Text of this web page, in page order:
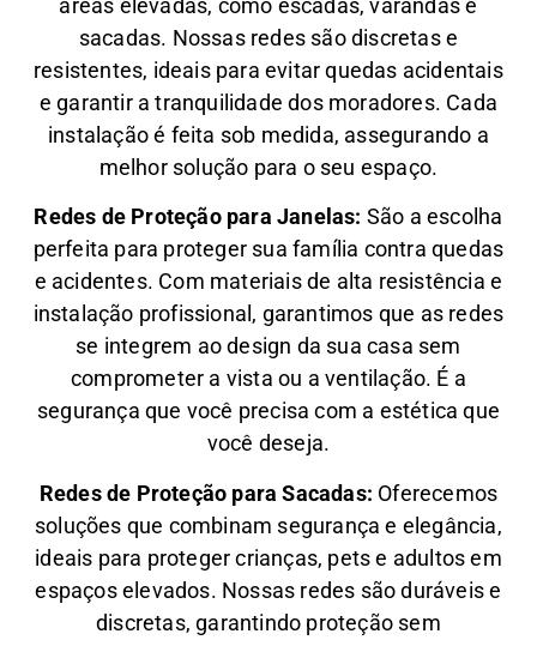
áreas elevadas, como escadas, varandas e
sacadas. Nossas redes são discretas e
resistentes, ideais para evitar quedas acidentais
e garantir a tranquilidade dos moradores. Cada
instalação é feita sob medida, assegurando a
melhor solução para o seu espaço.
Redes de Proteção para Janelas: São a escolha
perfeita para proteger sua família contra quedas
e acidentes. Com materiais de alta resistência e
instalação profissional, garantimos que as redes
se integrem ao design da sua casa sem
comprometer a vista ou a ventilação. É a
segurança que você precisa com a estética que
você deseja.
Redes de Proteção para Sacadas: Oferecemos
soluções que combinam segurança e elegância,
ideais para proteger crianças, pets e adultos em
espaços elevados. Nossas redes são duráveis e
discretas, garantindo proteção sem